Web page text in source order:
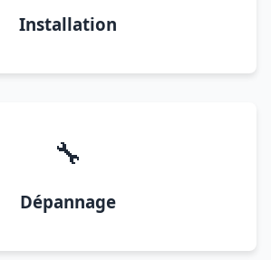
Installation
🔧
Dépannage